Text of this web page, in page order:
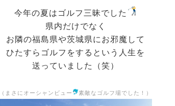
今年の夏はゴルフ三昧でした
県内だけでなく
お隣の福島県や茨城県にお邪魔して
ひたすらゴルフをするという人生を
送っていました（笑）
（まさにオーシャンビュー 素敵なゴルフ場でした！）